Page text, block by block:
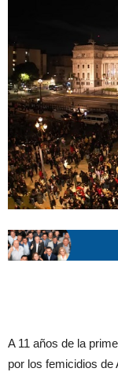
A 11 años de la
por los femicidios de